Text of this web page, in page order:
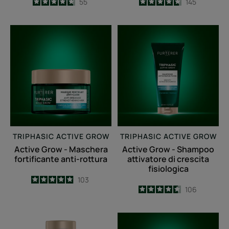
Maschera
anti-
rottura
TRIPHASIC ACTIVE GROW
Active Grow - Maschera
fortificante anti-rottura
4.9
/5
103
Grow
-
Shampoo
attivatore
di
crescita
fisiologica
TRIPHASIC ACTIVE GROW
Active Grow - Shampoo
attivatore di crescita
fisiologica
4.6
/5
106
TRIPHASIC